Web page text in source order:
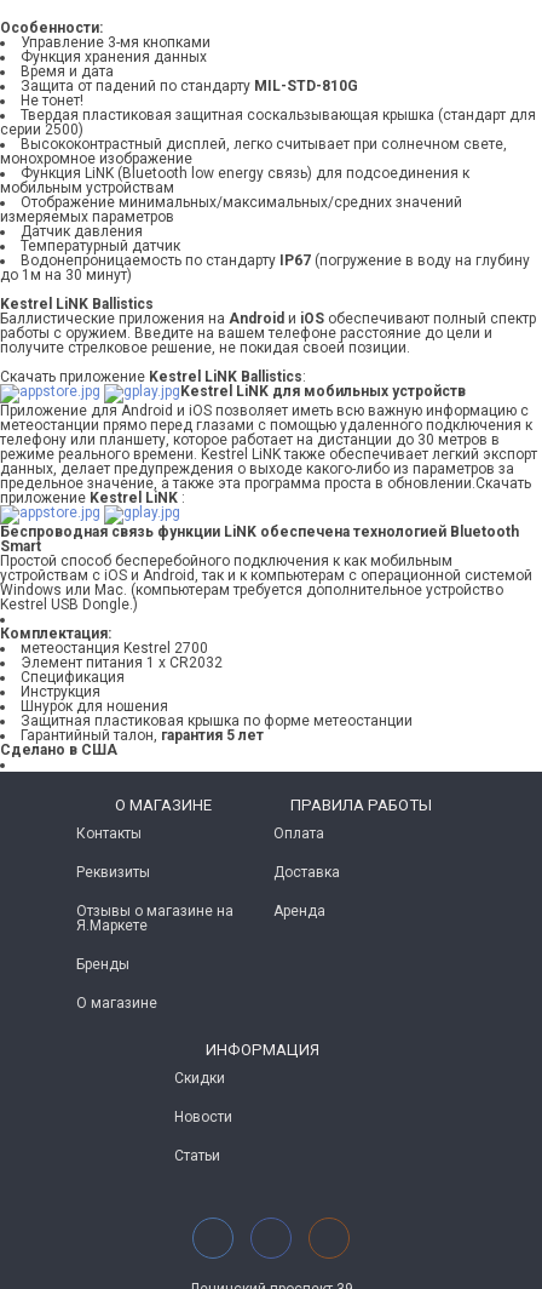
Особенности:
Управление 3-мя кнопками
Функция хранения данных
Время и дата
Защита от падений по стандарту MIL-STD-810G
Не тонет!
Твердая пластиковая защитная соскальзывающая крышка (стандарт для
серии 2500)
Высококонтрастный дисплей, легко считывает при солнечном свете,
монохромное изображение
Функция LiNK (Bluetooth low energy связь) для подсоединения к
мобильным устройствам
Отображение минимальных/максимальных/средних значений
измеряемых параметров
Датчик давления
Температурный датчик
Водонепроницаемость по стандарту
IP67 (погружение в воду на глубину
до 1м на 30 минут)
Kestrel LiNK Ballistics
Баллистические приложения на Android и iOS обеспечивают полный спектр
работы с оружием. Введите на вашем телефоне расстояние до цели и
получите стрелковое решение, не покидая своей позиции.
Скачать приложение Kestrel LiNK Ballistics:
Kestrel LiNK для мобильных устройств
Приложение для Android и iOS позволяет иметь всю важную информацию с
метеостанции прямо перед глазами с помощью удаленного подключения к
телефону или планшету, которое работает на дистанции до 30 метров в
режиме реального времени. Kestrel LiNK также обеспечивает легкий экспорт
данных, делает предупреждения о выходе какого-либо из параметров за
предельное значение, а также эта программа проста в обновлении.Скачать
приложение Kestrel LiNK :
Беспроводная связь функции LiNK обеспечена технологией Bluetooth
Smart
Простой способ бесперебойного подключения к как мобильным
устройствам с iOS и Android, так и к компьютерам с операционной системой
Windows или Mac. (компьютерам требуется дополнительное устройство
Kestrel USB Dongle.)
Комплектация:
метеостанция Kestrel 2700
Элемент питания 1 x CR2032
Спецификация
Инструкция
Шнурок для ношения
Защитная пластиковая крышка по форме метеостанции
Гарантийный талон, гарантия 5 лет
Сделано в США
O МАГАЗИНЕ
Контакты
Реквизиты
Отзывы о магазине на
Я.Маркете
Бренды
О магазине
ПРАВИЛА РАБОТЫ
Оплата
Доставка
Аренда
ИНФОРМАЦИЯ
Скидки
Новости
Статьи